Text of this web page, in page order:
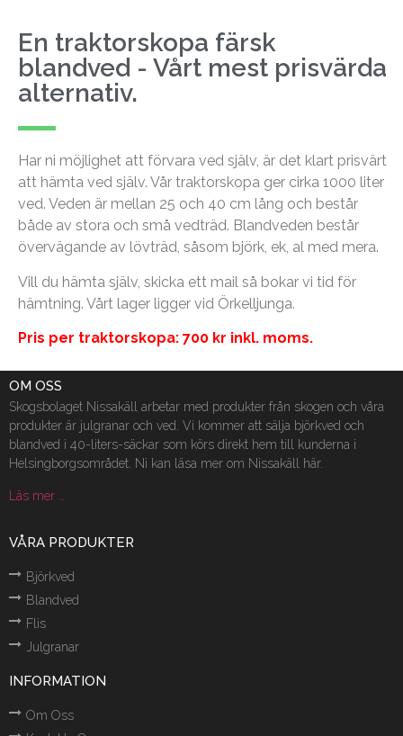
En traktorskopa färsk
blandved - Vårt mest prisvärda
alternativ.
Har ni möjlighet att förvara ved själv, är det klart prisvärt
att hämta ved själv. Vår traktorskopa ger cirka 1000 liter
ved. Veden är mellan 25 och 40 cm lång och består
både av stora och små vedträd. Blandveden består
övervägande av lövträd, såsom björk, ek, al med mera.
Vill du hämta själv, skicka ett mail så bokar vi tid för
hämtning. Vårt lager ligger vid Örkelljunga.
Pris per traktorskopa: 700 kr inkl. moms.
OM OSS
Skogsbolaget Nissakäll arbetar med produkter från skogen och våra
produkter är julgranar och ved. Vi kommer att sälja björkved och
blandved i 40-liters-säckar som körs direkt hem till kunderna i
Helsingborgsområdet. Ni kan läsa mer om Nissakäll här.
Läs mer …
VÅRA PRODUKTER
Björkved
Blandved
Flis
Julgranar
INFORMATION
Om Oss